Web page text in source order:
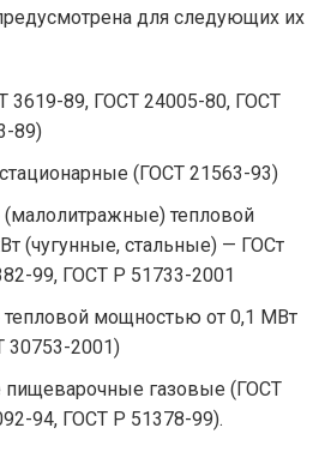
для следующих их
3619-89, ГОСТ 24005-80, ГОСТ
89)
(ГОСТ 21563-93)
тепловой
(чугунные, стальные) — ГОСт
99, ГОСТ Р 51733-2001
тепловой мощностью от 0,1 МВт
30753-2001)
пищеварочные газовые (ГОСТ
94, ГОСТ Р 51378-99).